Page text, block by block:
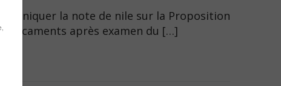
la note de nile sur la Proposition
après examen du […]